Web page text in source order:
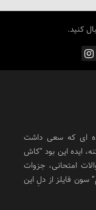
کنید.
ای که سعی داشت
ایده این بود “کاش
امتحانی، جزوات
سون فایلز از دلِ این